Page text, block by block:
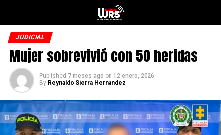
JUDICIAL
Mujer sobrevivió con 50 heridas
Published 7 meses ago on 12 enero, 2026
By Reynaldo Sierra Hernández